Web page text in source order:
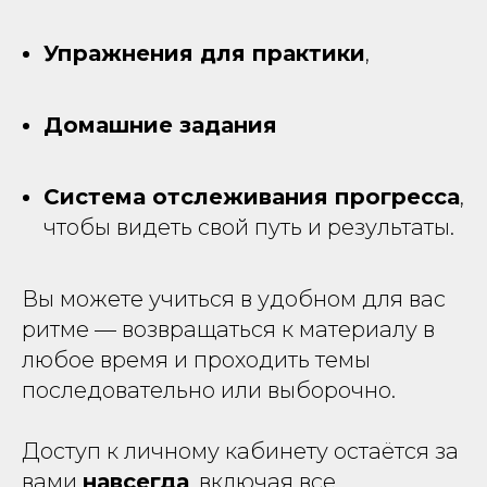
Упражнения для практики,
Домашние задания
Система отслеживания прогресса,
чтобы видеть свой путь и результаты.
Вы можете учиться в удобном для вас
ритме — возвращаться к материалу в
любое время и проходить темы
последовательно или выборочно.
Доступ к личному кабинету остаётся за
вами навсегда , включая все
которые зарабатывают на продвижении
интересами. С навыками коммуникации
Виктория
После курса вместо критики поступка
фокусируюсь на обсуждении
процесса и там ищу решение.
И больше врубилась в детализацию:
варианты — и так понятно. Нет, не
понятно.